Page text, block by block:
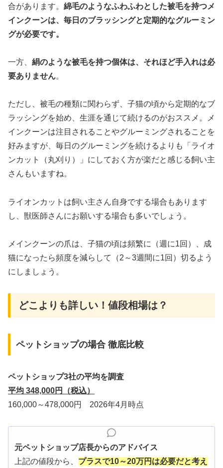
合があります。 綿毛のようなふわふわとした被毛を持つメ
インクーンは、毎日のブラッシングと定期的なグルーミン
グが必要です。
一方、 絹のような被毛を持つ個体は、それほど手入れは必
要ありません。
ただし、被毛の種類に関わらず、子猫の頃から定期的なブ
ラッシングを始め、生涯を通じて続けるのがおススメ。メ
インクーンは注目されることやグルーミングされることを
好みますが、毎日のグルーミングを続けるよりも「ライオ
ンカット（丸刈り）」にしておく方が楽だと感じる飼い主
さんもいますね。
ライオンカットは飼い主さん自身でする場合もあります
し、獣医師さんにお願いする場合も多いでしょう。
メインクーンの爪は、子猫の頃は頻繁に（週に1回）、成
猫になったら頻度を減らして（2～3週間に1回）切るよう
にしましょう。
どこよりも詳しい！値段相場は？
ペットショップの場合 徹底比較
ペットショップ3社の平均を調査
平均 348,000円（税込）
160,000～478,000円 2026年4月時点
元ペットショップ店長からのアドバイス
上記の値段から、 プラスで10～20万円は必要だと考え